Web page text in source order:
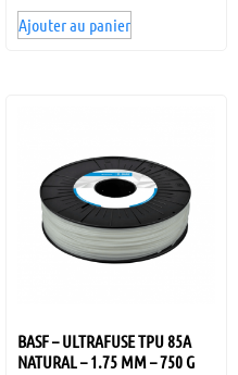
Ajouter au panier
BASF – ULTRAFUSE TPU 85A
NATURAL – 1.75 MM – 750 G